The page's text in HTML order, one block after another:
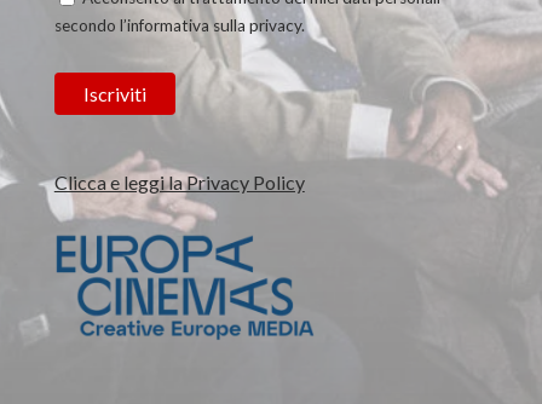
secondo l’informativa sulla privacy.
Clicca e leggi la Privacy Policy